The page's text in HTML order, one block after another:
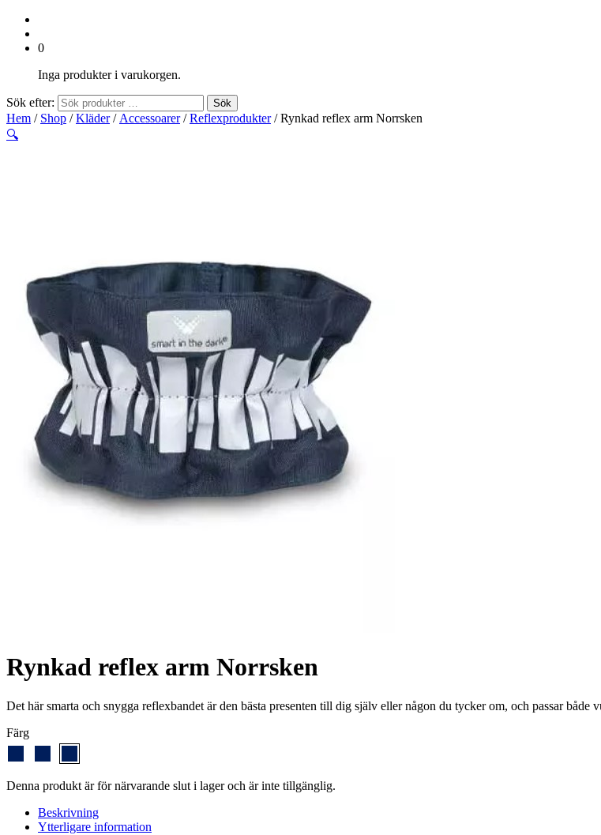
0
Inga produkter i varukorgen.
Sök efter: Sök
Hem / Shop /Kläder/ Accessoarer/Reflexprodukter/ Rynkad reflex arm Norrsken
🔍
Rynkad reflex arm Norrsken
Det här smarta och snygga reflexbandet är den bästa presenten till dig själv eller någon du tycker om, och passar både
Färg
Denna produkt är för närvarande slut i lager och är inte tillgänglig.
Beskrivning
Ytterligare information